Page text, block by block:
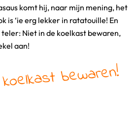
komt hij, naar mijn mening, het
is ‘ie erg lekker in ratatouille! En
Niet in de koelkast bewaren,
aan!
bewaren!